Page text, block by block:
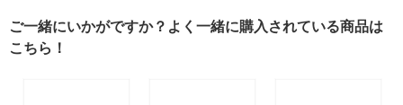
ご一緒にいかがですか？よく一緒に購入されている商品は
こちら！